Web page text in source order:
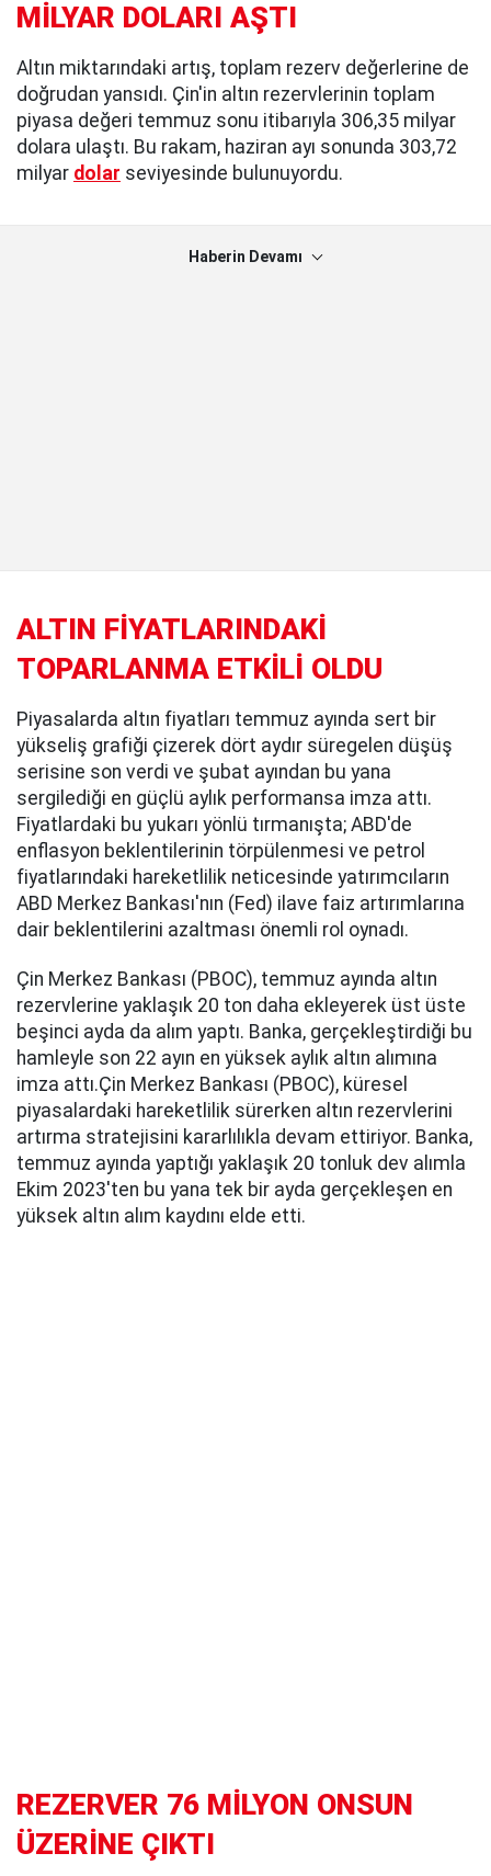
MİLYAR DOLARI AŞTI
Altın miktarındaki artış, toplam rezerv değerlerine de
doğrudan yansıdı. Çin'in altın rezervlerinin toplam
piyasa değeri temmuz sonu itibarıyla 306,35 milyar
dolara ulaştı. Bu rakam, haziran ayı sonunda 303,72
milyar dolar seviyesinde bulunuyordu.
Haberin Devamı
ALTIN FİYATLARINDAKİ
TOPARLANMA ETKİLİ OLDU
Piyasalarda altın fiyatları temmuz ayında sert bir
yükseliş grafiği çizerek dört aydır süregelen düşüş
serisine son verdi ve şubat ayından bu yana
sergilediği en güçlü aylık performansa imza attı.
Fiyatlardaki bu yukarı yönlü tırmanışta; ABD'de
enflasyon beklentilerinin törpülenmesi ve petrol
fiyatlarındaki hareketlilik neticesinde yatırımcıların
ABD Merkez Bankası'nın (Fed) ilave faiz artırımlarına
dair beklentilerini azaltması önemli rol oynadı.
Çin Merkez Bankası (PBOC), temmuz ayında altın
rezervlerine yaklaşık 20 ton daha ekleyerek üst üste
beşinci ayda da alım yaptı. Banka, gerçekleştirdiği bu
hamleyle son 22 ayın en yüksek aylık altın alımına
imza attı.Çin Merkez Bankası (PBOC), küresel
piyasalardaki hareketlilik sürerken altın rezervlerini
artırma stratejisini kararlılıkla devam ettiriyor. Banka,
temmuz ayında yaptığı yaklaşık 20 tonluk dev alımla
Ekim 2023'ten bu yana tek bir ayda gerçekleşen en
yüksek altın alım kaydını elde etti.
REZERVER 76 MİLYON ONSUN
ÜZERİNE ÇIKTI